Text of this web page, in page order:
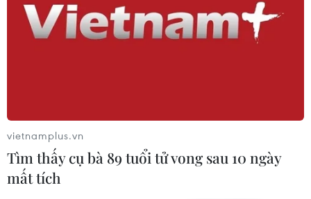
vietnamplus.vn
Tìm thấy cụ bà 89 tuổi tử vong sau 10 ngày
mất tích